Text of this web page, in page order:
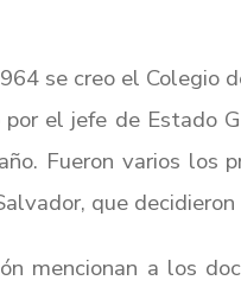
se creo el Colegio
el jefe de Estado
Fueron varios los
que
mencionan a los